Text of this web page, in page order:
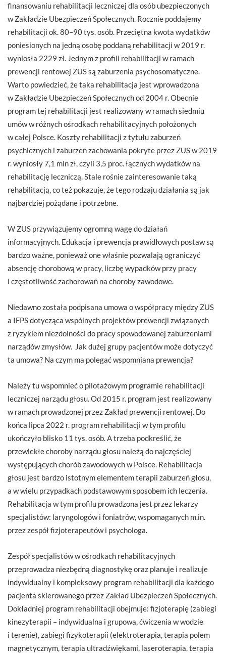
finansowaniu rehabilitacji leczniczej dla osób ubezpieczonych
w Zakładzie Ubezpieczeń Społecznych. Rocznie poddajemy
rehabilitacji ok. 80–90 tys. osób. Przeciętna kwota wydatków
poniesionych na jedną osobę poddaną rehabilitacji w 2019 r.
wyniosła 2229 zł. Jednym z profili rehabilitacji w ramach
prewencji rentowej ZUS są zaburzenia psychosomatyczne.
Warto powiedzieć, że taka rehabilitacja jest wprowadzona
w Zakładzie Ubezpieczeń Społecznych od 2004 r. Obecnie
program tej rehabilitacji jest realizowany w ramach siedmiu
umów w różnych ośrodkach rehabilitacyjnych położonych
w całej Polsce. Koszty rehabilitacji z tytułu zaburzeń
psychicznych i zaburzeń zachowania pokryte przez ZUS w 2019
r. wyniosły 7,1 mln zł, czyli 3,5 proc. łącznych wydatków na
rehabilitację leczniczą. Stale rośnie zainteresowanie taką
rehabilitacją, co też pokazuje, że tego rodzaju działania są jak
najbardziej pożądane i potrzebne.
W ZUS przywiązujemy ogromną wagę do działań
informacyjnych. Edukacja i prewencja prawidłowych postaw są
bardzo ważne, ponieważ one właśnie pozwalają ograniczyć
absencję chorobową w pracy, liczbę wypadków przy pracy
i częstotliwość zachorowań na choroby zawodowe.
Niedawno została podpisana umowa o współpracy między ZUS
a IFPS dotycząca wspólnych projektów prewencji związanych
z ryzykiem niezdolności do pracy spowodowanej zaburzeniami
narządów zmysłów. Jak dużej grupy pacjentów może dotyczyć
ta umowa? Na czym ma polegać wspomniana prewencja?
Należy tu wspomnieć o pilotażowym programie rehabilitacji
leczniczej narządu głosu. Od 2015 r. program jest realizowany
w ramach prowadzonej przez Zakład prewencji rentowej. Do
końca lipca 2022 r. program rehabilitacji w tym profilu
ukończyło blisko 11 tys. osób. A trzeba podkreślić, że
przewlekłe choroby narządu głosu należą do najczęściej
występujących chorób zawodowych w Polsce. Rehabilitacja
głosu jest bardzo istotnym elementem terapii zaburzeń głosu,
a w wielu przypadkach podstawowym sposobem ich leczenia.
Rehabilitacja w tym profilu prowadzona jest przez lekarzy
specjalistów: laryngologów i foniatrów, wspomaganych m.in.
przez zespół fizjoterapeutów i psychologa.
Zespół specjalistów w ośrodkach rehabilitacyjnych
przeprowadza niezbędną diagnostykę oraz planuje i realizuje
indywidualny i kompleksowy program rehabilitacji dla każdego
pacjenta skierowanego przez Zakład Ubezpieczeń Społecznych.
Dokładniej program rehabilitacji obejmuje: fizjoterapię (zabiegi
kinezyterapii – indywidualna i grupowa, ćwiczenia w wodzie
i terenie), zabiegi fizykoterapii (elektroterapia, terapia polem
magnetycznym, terapia ultradźwiękami, laseroterapia, terapia